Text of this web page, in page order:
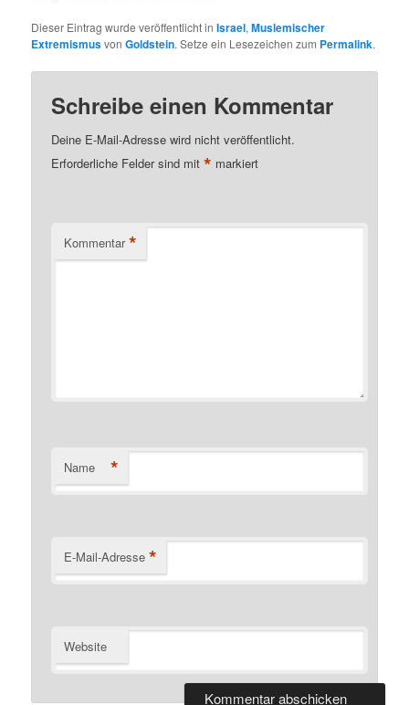
Dieser Eintrag wurde veröffentlicht inIsrael,Muslemischer
ExtremismusvonGoldstein. Setze ein Lesezeichen zum Permalink.
Schreibe einen Kommentar
Deine E-Mail-Adresse wird nicht veröffentlicht.
Erforderliche Felder sind mit* markiert
Kommentar *
Name *
E-Mail-Adresse *
Website